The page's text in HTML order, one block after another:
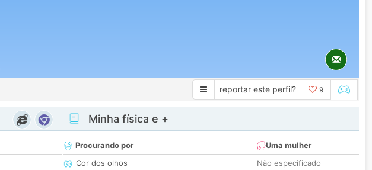
reportar este perfil? 9
Minha física e +
Procurando por
Uma mulher
Cor dos olhos
Não especificado